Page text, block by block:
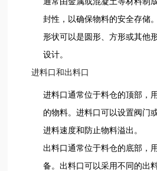
封性，以确保物料的安全存储。
形状可以是圆形、方形或其他
设计。
进料口和出料口
进料口通常位于料仓的顶部，
的物料。进料口可以设置阀门
进料速度和防止物料溢出。
出料口通常位于料仓的底部，
备。出料口可以采用不同的出